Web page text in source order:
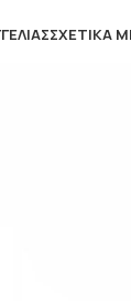
ΣΧΕΤΙΚΑ